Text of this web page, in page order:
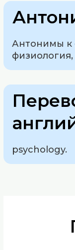
Антонимы к
psychology.